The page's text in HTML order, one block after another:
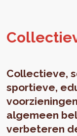
Collectieve,
sportieve,
algemeen
verbeteren